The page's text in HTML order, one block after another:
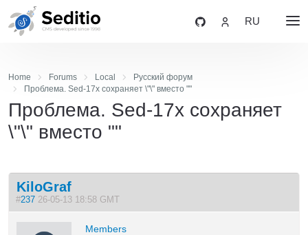
RU
Home Forums Local
Русский форум
Проблема. Sed-17x сохраняет \"\" вместо ""
Проблема. Sed-17x сохраняет
\"\" вместо ""
KiloGraf
#237 26-05-13 18:58 GMT
Members